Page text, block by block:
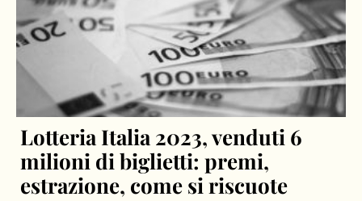
Lotteria Italia 2023, venduti 6
milioni di biglietti: premi,
estrazione, come si riscuote